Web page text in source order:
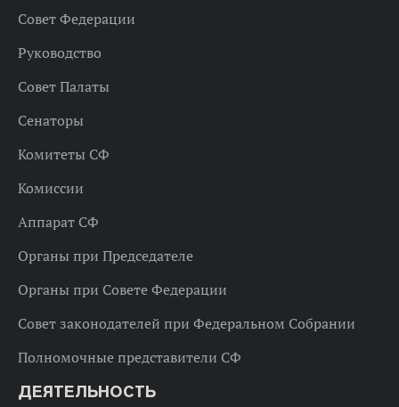
Совет Федерации
Руководство
Совет Палаты
Сенаторы
Комитеты СФ
Комиссии
Аппарат СФ
Органы при Председателе
Органы при Совете Федерации
Совет законодателей при Федеральном Собрании
Полномочные представители СФ
ДЕЯТЕЛЬНОСТЬ